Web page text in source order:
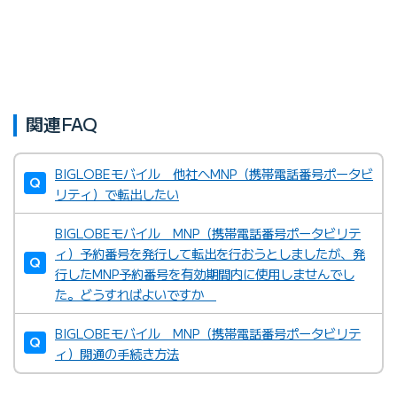
関連FAQ
BIGLOBEモバイル 他社へMNP（携帯電話番号ポータビ
リティ）で転出したい
BIGLOBEモバイル MNP（携帯電話番号ポータビリテ
ィ）予約番号を発行して転出を行おうとしましたが、発
行したMNP予約番号を有効期間内に使用しませんでし
た。どうすればよいですか
BIGLOBEモバイル MNP（携帯電話番号ポータビリテ
ィ）開通の手続き方法